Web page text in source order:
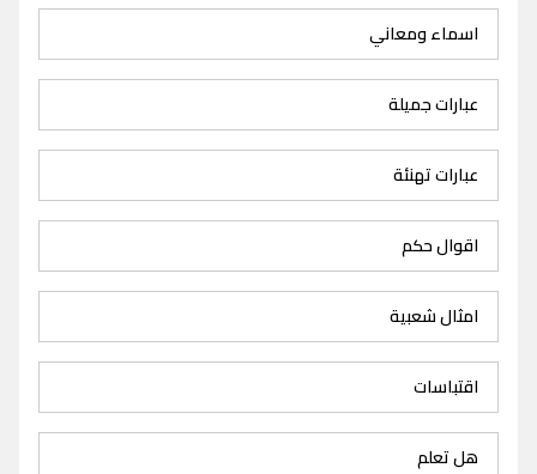
اسماء ومعاني
عبارات جميلة
عبارات تهنئة
اقوال حكم
امثال شعبية
اقتباسات
هل تعلم